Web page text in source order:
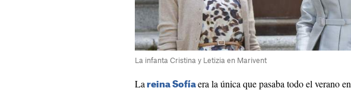
La infanta Cristina y Letizia en Marivent
La reina Sofía era la única que pasaba todo el verano en